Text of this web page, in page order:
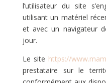
l’utilisateur du site
utilisant un matériel
et avec un navigateur
jour.
Le site https://
prestataire sur le